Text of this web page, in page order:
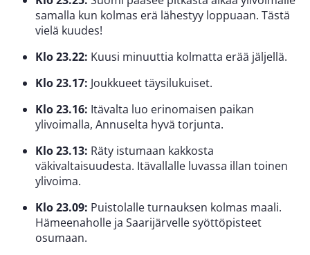
samalla kun kolmas erä lähestyy loppuaan. Tästä
vielä kuudes!
Klo 23.22: Kuusi minuuttia kolmatta erää jäljellä.
Klo 23.17: Joukkueet täysilukuiset.
Klo 23.16: Itävalta luo erinomaisen paikan
ylivoimalla, Annuselta hyvä torjunta.
Klo 23.13: Räty istumaan kakkosta
väkivaltaisuudesta. Itävallalle luvassa illan toinen
ylivoima.
Klo 23.09: Puistolalle turnauksen kolmas maali.
Hämeenaholle ja Saarijärvelle syöttöpisteet
osumaan.